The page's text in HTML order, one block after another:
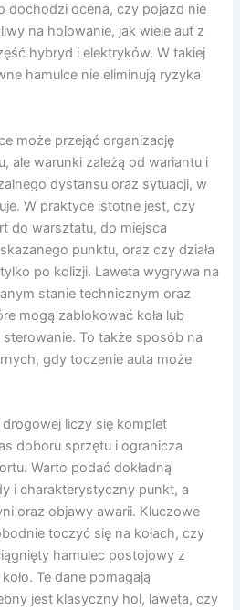
dochodzi ocena, czy pojazd nie
na holowanie, jak wiele aut z
hybryd i elektryków. W takiej
hamulce nie eliminują ryzyka
może przejąć organizację
ale warunki zależą od wariantu i
dystansu oraz sytuacji, w
W praktyce istotne jest, czy
do warsztatu, do miejsca
punktu, oraz czy działa
po kolizji. Laweta wygrywa na
stanie technicznym oraz
mogą zablokować koła lub
To także sposób na
gdy toczenie auta może
liczy się komplet
doboru sprzętu i ogranicza
Warto podać dokładną
i charakterystyczny punkt, a
oraz objawy awarii. Kluczowe
toczyć się na kołach, czy
hamulec postojowy z
Te dane pomagają
jest klasyczny hol, laweta, czy